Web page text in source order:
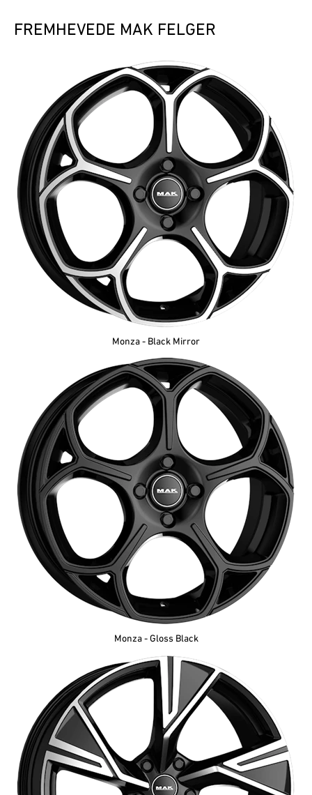
FREMHEVEDE MAK FELGER
Monza - Black Mirror
Monza - Gloss Black